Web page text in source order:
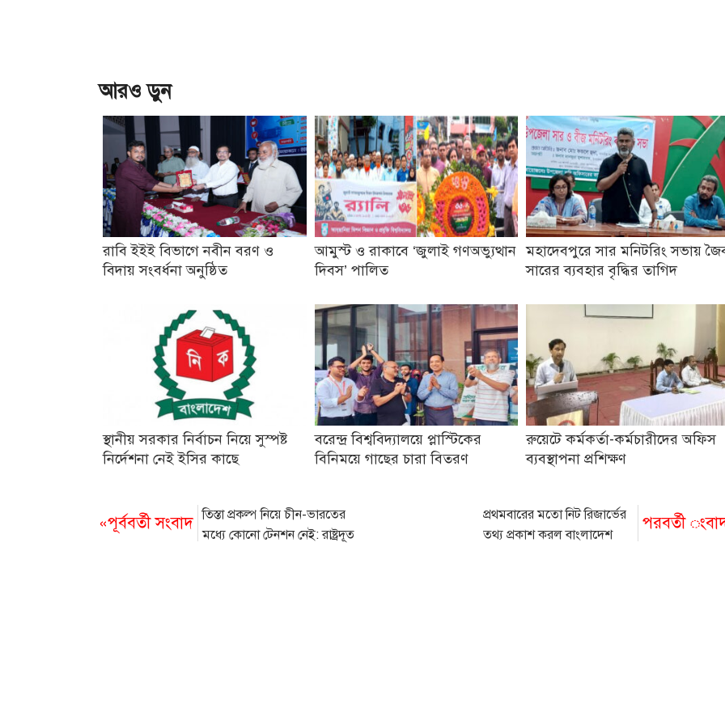
আরও ড়ুন
রাবি ইইই বিভাগে নবীন বরণ ও
বিদায় সংবর্ধনা অনুষ্ঠিত
আমুস্ট ও রাকাবে ‘জুলাই গণঅভ্যুত্থান
দিবস’ পালিত
মহাদেবপুরে সার মনিটরিং সভায়
সারের ব্যবহার বৃদ্ধির তাগিদ
স্থানীয় সরকার নির্বাচন নিয়ে সুস্পষ্ট
নির্দেশনা নেই ইসির কাছে
বরেন্দ্র বিশ্ববিদ্যালয়ে প্লাস্টিকের
বিনিময়ে গাছের চারা বিতরণ
রুয়েটে কর্মকর্তা-কর্মচারীদের অফিস
ব্যবস্থাপনা প্রশিক্ষণ
«পূর্ববর্তী সংবাদ তিস্তা প্রকল্প নিয়ে চীন-ভারতের
মধ্যে কোনো টেনশন নেই: রাষ্ট্রদূত
পরবর্তী
প্রথমবারের মতো নিট রিজার্ভের
তথ্য প্রকাশ করল বাংলাদেশ